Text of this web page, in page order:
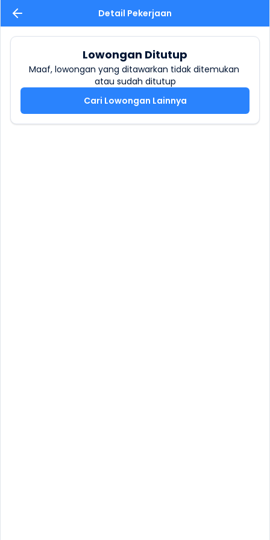
Detail Pekerjaan
Lowongan Ditutup
Maaf, lowongan yang ditawarkan tidak ditemukan
atau sudah ditutup
Cari Lowongan Lainnya